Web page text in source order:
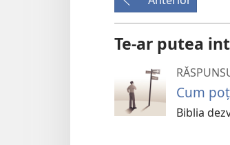
Te-ar putea
Cum
Biblia